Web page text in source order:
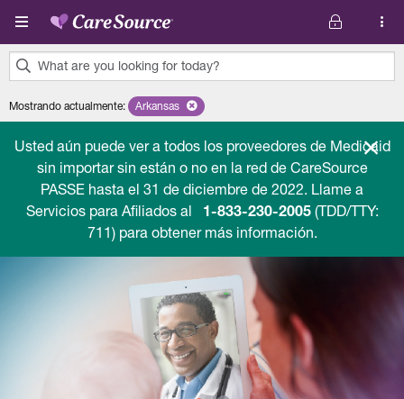
Pasar al contenido principal
What are you looking for today?
results
Mostrando actualmente: Remove selected state 'Arkansas'
Arkansas
Usted aún puede ver a todos los proveedores de Medicaid
sin importar sin están o no en la red de CareSource
PASSE hasta el 31 de diciembre de 2022. Llame a
Servicios para Afiliados al 1-833-230-2005(TDD/TTY:
711) para obtener más información.